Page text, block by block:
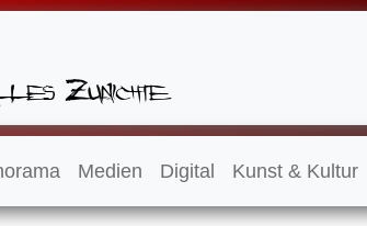
Medien Digital Kunst & Kultur